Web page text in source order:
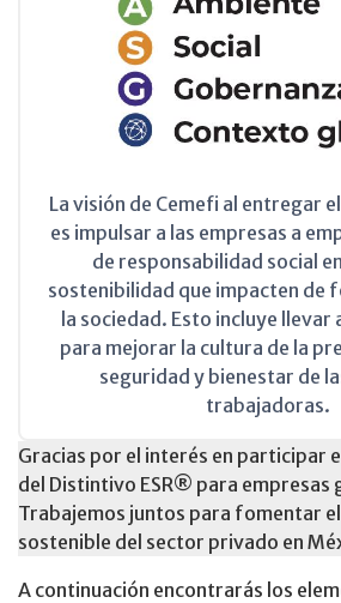
La visión de Cemefi al entregar
es impulsar a las empresas a
de responsabilidad social
sostenibilidad que impacten de
la sociedad. Esto incluye llevar
para mejorar la cultura de la
seguridad y bienestar de
trabajadoras.
Gracias por el interés en participar
del Distintivo ESR® para empresas
Trabajemos juntos para fomentar
sostenible del sector privado en
A continuación encontrarás los